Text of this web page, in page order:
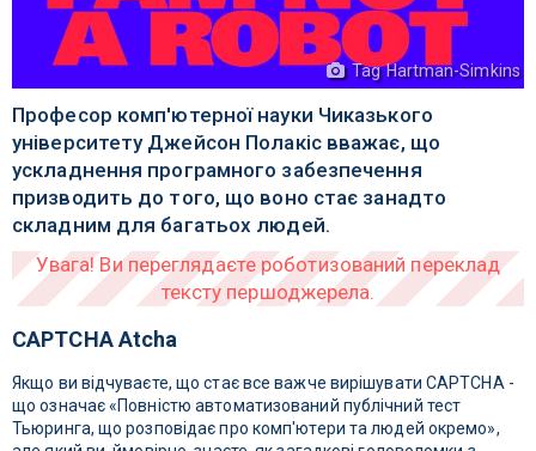
Tag Hartman-Simkins
Професор комп'ютерної науки Чиказького
університету Джейсон Полакіс вважає, що
ускладнення програмного забезпечення
призводить до того, що воно стає занадто
складним для багатьох людей.
CAPTCHA Atcha
Якщо ви відчуваєте, що стає все важче вирішувати CAPTCHA -
що означає «Повністю автоматизований публічний тест
Тьюринга, що розповідає про комп'ютери та людей окремо»,